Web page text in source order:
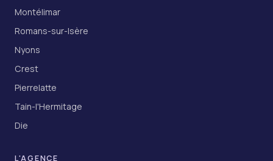
Montélimar
Romans-sur-Isère
Nyons
Crest
Pierrelatte
Tain-l'Hermitage
Die
L'AGENCE